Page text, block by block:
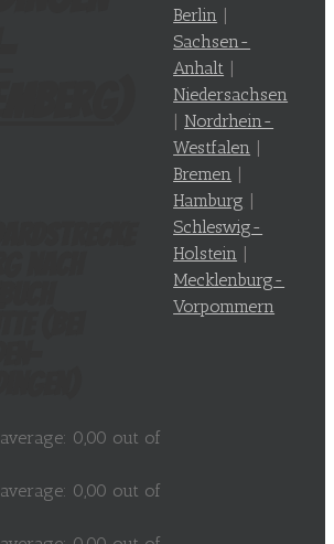
Berlin |
Sachsen-
Anhalt |
Niedersachsen
| Nordrhein-
Westfalen |
Bremen |
Hamburg |
Schleswig-
Holstein |
Mecklenburg-
Vorpommern